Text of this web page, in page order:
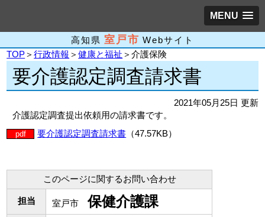
MENU
高知県 室戸市 Webサイト
TOP＞行政情報 ＞健康と福祉 ＞介護保険
要介護認定調査請求書
2021年05月25日 更新
介護認定調査提出依頼用の請求書です。
pdf 要介護認定調査請求書 （47.57KB）
このページに関するお問い合わせ
担当 室戸市保健介護課